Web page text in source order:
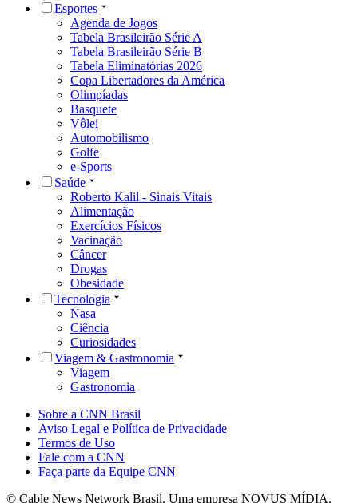
Esportes
Agenda de Jogos
Tabela Brasileirão Série A
Tabela Brasileirão Série B
Tabela Eliminatórias 2026
Copa Libertadores da América
Olimpíadas
Basquete
Vôlei
Automobilismo
Golfe
e-Sports
Saúde
Roberto Kalil - Sinais Vitais
Alimentação
Exercícios Físicos
Vacinação
Câncer
Drogas
Obesidade
Tecnologia
Nasa
Ciência
Curiosidades
Viagem & Gastronomia
Viagem
Gastronomia
Sobre a CNN Brasil
Aviso Legal e Política de Privacidade
Termos de Uso
Fale com a CNN
Faça parte da Equipe CNN
© Cable News Network Brasil. Uma empresa NOVUS MÍDIA.